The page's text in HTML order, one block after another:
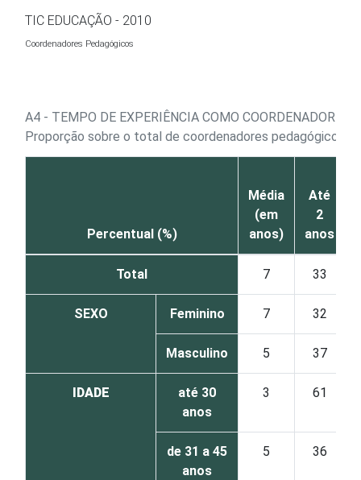
Ir para o conteúdo
TIC EDUCAÇÃO - 2010
Coordenadores Pedagógicos
A4 - TEMPO DE EXPERIÊNCIA COMO COORDENADOR
Proporção sobre o total de coordenadores pedagógicos
Percentual (%)
Média
(em
anos)
Até
2
anos
Total 7 33
SEXO Feminino 7 32
Masculino 5 37
IDADE
até 30
anos
3 61
de 31 a 45
anos
5 36